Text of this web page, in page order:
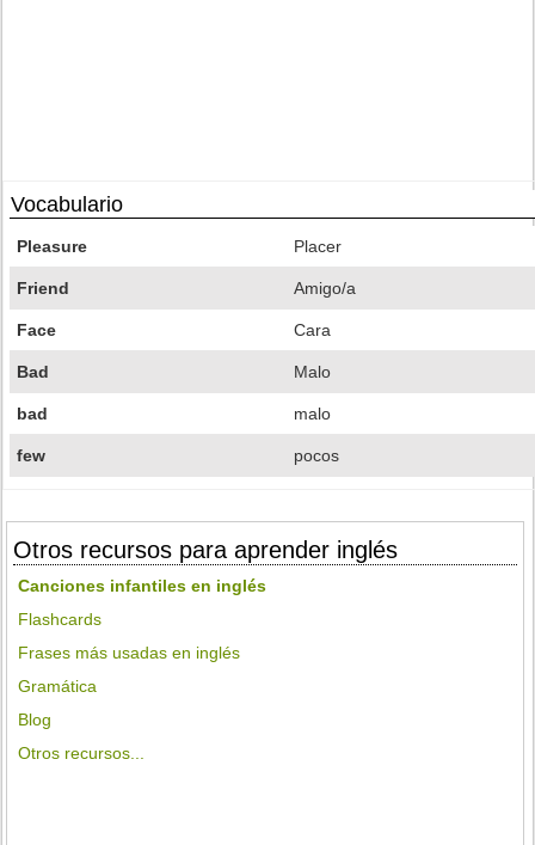
Vocabulario
Pleasure Placer
Friend Amigo/a
Face Cara
Bad Malo
bad malo
few pocos
Otros recursos para aprender inglés
Canciones infantiles en inglés
Flashcards
Frases más usadas en inglés
Gramática
Blog
Otros recursos...